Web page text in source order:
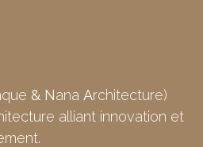
& Nana Architecture)
alliant innovation et